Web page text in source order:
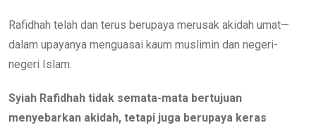
Rafidhah telah dan terus berupaya merusak akidah umat—
dalam upayanya menguasai kaum muslimin dan negeri-
negeri Islam.
Syiah Rafidhah tidak semata-mata bertujuan
menyebarkan akidah, tetapi juga berupaya keras